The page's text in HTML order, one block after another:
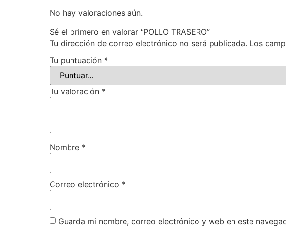
No hay valoraciones aún.
Sé el primero en valorar “POLLO TRASERO”
Tu dirección de correo electrónico no será publicada. Los
Tu puntuación *
Tu valoración *
Nombre *
Correo electrónico *
Guarda mi nombre, correo electrónico y web en este